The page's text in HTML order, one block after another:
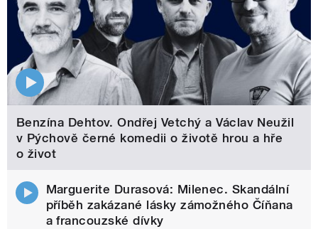
Benzína Dehtov. Ondřej Vetchý a Václav Neužil
v Pýchově černé komedii o životě hrou a hře
o život
Marguerite Durasová: Milenec. Skandální
příběh zakázané lásky zámožného Číňana
a francouzské dívky